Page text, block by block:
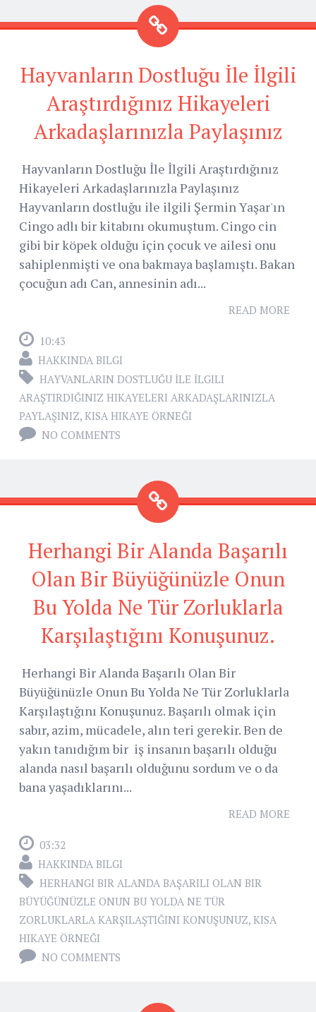
Hayvanların Dostluğu İle İlgili
Araştırdığınız Hikayeleri
Arkadaşlarınızla Paylaşınız
Hayvanların Dostluğu İle İlgili Araştırdığınız
Hikayeleri Arkadaşlarınızla Paylaşınız
Hayvanların dostluğu ile ilgili Şermin Yaşar'ın
Cingo adlı bir kitabını okumuştum. Cingo cin
gibi bir köpek olduğu için çocuk ve ailesi onu
sahiplenmişti ve ona bakmaya başlamıştı. Bakan
çocuğun adı Can, annesinin adı...
READ MORE
10:43
HAKKINDA BILGI
HAYVANLARIN DOSTLUĞU İLE İLGILI
ARAŞTIRDIĞINIZ HIKAYELERI ARKADAŞLARINIZLA
PAYLAŞINIZ, KISA HIKAYE ÖRNEĞI
NO COMMENTS
Herhangi Bir Alanda Başarılı
Olan Bir Büyüğünüzle Onun
Bu Yolda Ne Tür Zorluklarla
Karşılaştığını Konuşunuz.
Herhangi Bir Alanda Başarılı Olan Bir
Büyüğünüzle Onun Bu Yolda Ne Tür Zorluklarla
Karşılaştığını Konuşunuz. Başarılı olmak için
sabır, azim, mücadele, alın teri gerekir. Ben de
yakın tanıdığım bir iş insanın başarılı olduğu
alanda nasıl başarılı olduğunu sordum ve o da
bana yaşadıklarını...
READ MORE
03:32
HAKKINDA BILGI
HERHANGI BIR ALANDA BAŞARILI OLAN BIR
BÜYÜĞÜNÜZLE ONUN BU YOLDA NE TÜR
ZORLUKLARLA KARŞILAŞTIĞINI KONUŞUNUZ, KISA
HIKAYE ÖRNEĞI
NO COMMENTS